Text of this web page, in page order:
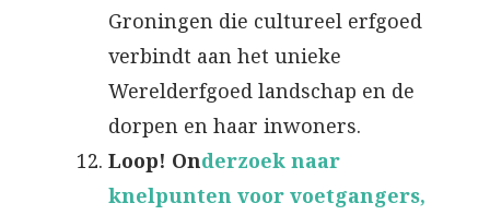
Groningen die cultureel erfgoed
verbindt aan het unieke
Werelderfgoed landschap en de
dorpen en haar inwoners.
Loop! Onderzoek naar
knelpunten voor voetgangers,